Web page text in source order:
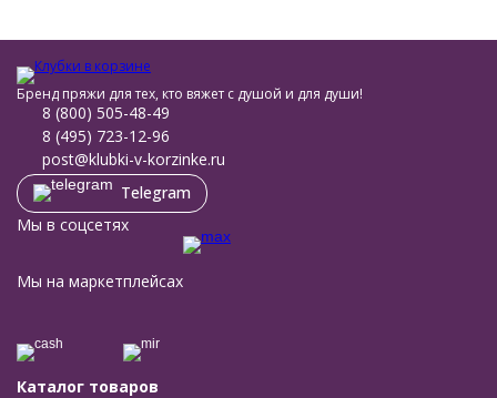
Бренд пряжи для тех, кто вяжет с душой и для души!
8 (800) 505-48-49
8 (495) 723-12-96
post@klubki-v-korzinke.ru
Telegram
Мы в соцсетях
Мы на маркетплейсах
Каталог товаров